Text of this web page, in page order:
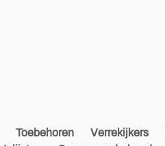
Toebehoren Verrekijkers